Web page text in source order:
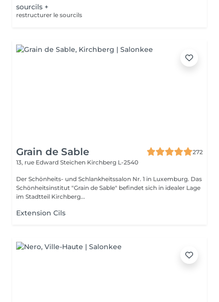
sourcils +
restructurer le sourcils
Grain de Sable
272
13, rue Edward Steichen Kirchberg L-2540
Der Schönheits- und Schlankheitssalon Nr. 1 in Luxemburg. Das
Schönheitsinstitut "Grain de Sable" befindet sich in idealer Lage
im Stadtteil Kirchberg...
Extension Cils